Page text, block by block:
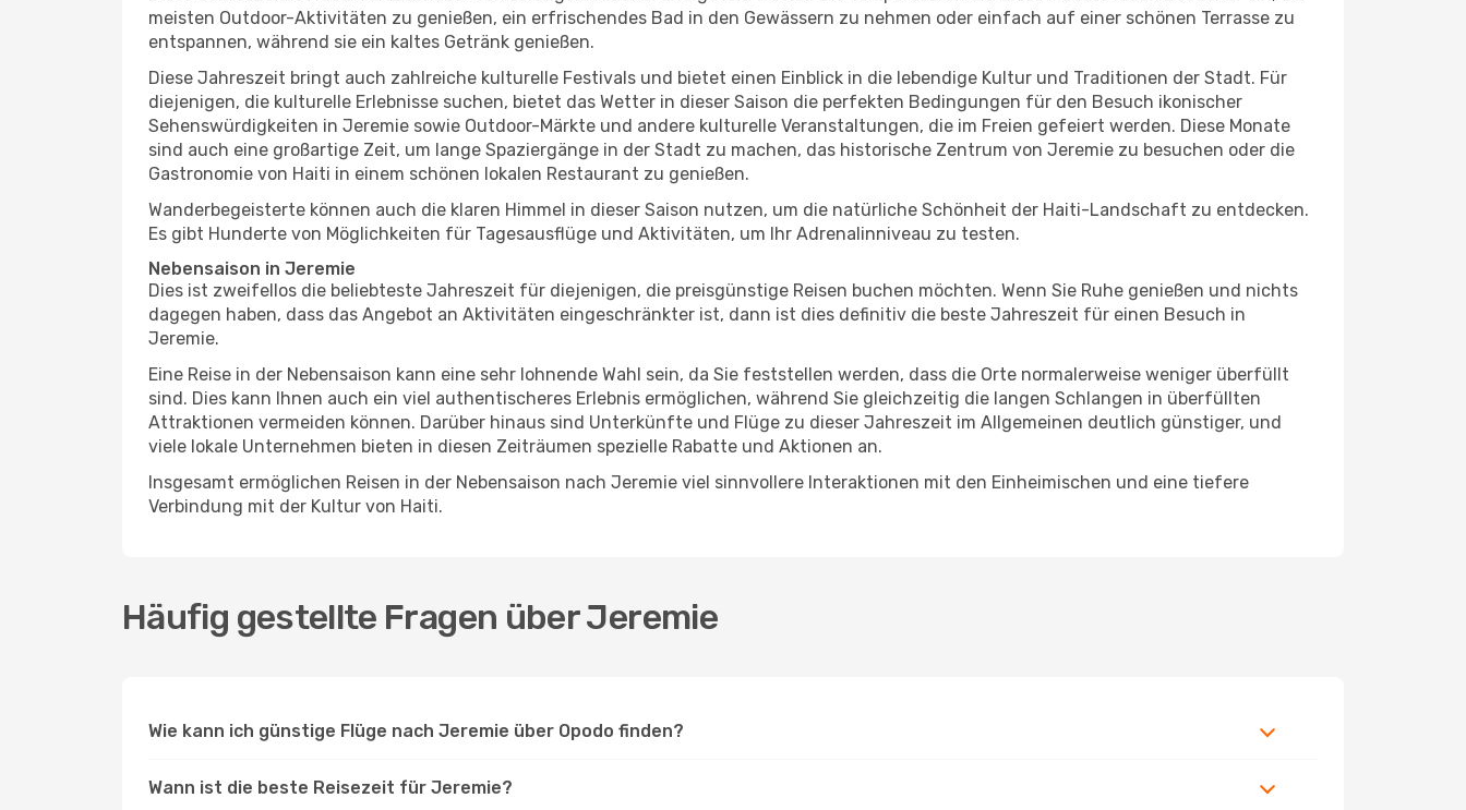
meisten Outdoor-Aktivitäten zu genießen, ein erfrischendes Bad in den Gewässern zu nehmen oder einfach auf einer schönen Terrasse zu
entspannen, während sie ein kaltes Getränk genießen.
Diese Jahreszeit bringt auch zahlreiche kulturelle Festivals und bietet einen Einblick in die lebendige Kultur und Traditionen der Stadt. Für
diejenigen, die kulturelle Erlebnisse suchen, bietet das Wetter in dieser Saison die perfekten Bedingungen für den Besuch ikonischer
Sehenswürdigkeiten in Jeremie sowie Outdoor-Märkte und andere kulturelle Veranstaltungen, die im Freien gefeiert werden. Diese Monate
sind auch eine großartige Zeit, um lange Spaziergänge in der Stadt zu machen, das historische Zentrum von Jeremie zu besuchen oder die
Gastronomie von Haiti in einem schönen lokalen Restaurant zu genießen.
Wanderbegeisterte können auch die klaren Himmel in dieser Saison nutzen, um die natürliche Schönheit der Haiti-Landschaft zu entdecken.
Es gibt Hunderte von Möglichkeiten für Tagesausflüge und Aktivitäten, um Ihr Adrenalinniveau zu testen.
Nebensaison in Jeremie
Dies ist zweifellos die beliebteste Jahreszeit für diejenigen, die preisgünstige Reisen buchen möchten. Wenn Sie Ruhe genießen und nichts
dagegen haben, dass das Angebot an Aktivitäten eingeschränkter ist, dann ist dies definitiv die beste Jahreszeit für einen Besuch in
Jeremie.
Eine Reise in der Nebensaison kann eine sehr lohnende Wahl sein, da Sie feststellen werden, dass die Orte normalerweise weniger überfüllt
sind. Dies kann Ihnen auch ein viel authentischeres Erlebnis ermöglichen, während Sie gleichzeitig die langen Schlangen in überfüllten
Attraktionen vermeiden können. Darüber hinaus sind Unterkünfte und Flüge zu dieser Jahreszeit im Allgemeinen deutlich günstiger, und
viele lokale Unternehmen bieten in diesen Zeiträumen spezielle Rabatte und Aktionen an.
Insgesamt ermöglichen Reisen in der Nebensaison nach Jeremie viel sinnvollere Interaktionen mit den Einheimischen und eine tiefere
Verbindung mit der Kultur von Haiti.
Häufig gestellte Fragen über Jeremie
Wie kann ich günstige Flüge nach Jeremie über Opodo finden?
Wann ist die beste Reisezeit für Jeremie?